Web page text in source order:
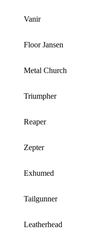
Vanir
Floor Jansen
Metal Church
Triumpher
Reaper
Zepter
Exhumed
Tailgunner
Leatherhead